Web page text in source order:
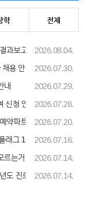
과보고서 제출 안내
2026.08.04.
용 안내 2026.07.30.
내 2026.07.29.
신청 안내2026.07.28.
약파트 담당 직원 채용 안
2026.07.20.
래그 10」 안내2026.07.16.
르는거잖아! 안내
2026.07.14.
도 진로동아리 선정결과
2026.07.14.